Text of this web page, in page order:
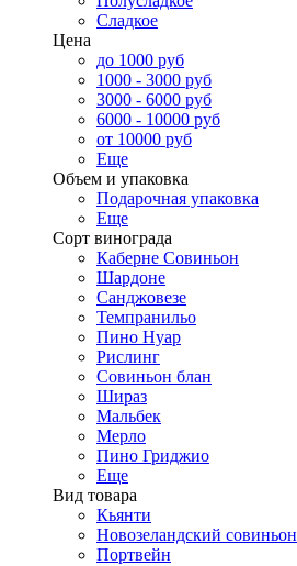
Сладкое
Цена
до 1000 руб
1000 - 3000 руб
3000 - 6000 руб
6000 - 10000 руб
от 10000 руб
Еще
Объем и упаковка
Подарочная упаковка
Еще
Сорт винограда
Каберне Совиньон
Шардоне
Санджовезе
Темпранильо
Пино Нуар
Рислинг
Совиньон блан
Шираз
Мальбек
Мерло
Пино Гриджио
Еще
Вид товара
Кьянти
Новозеландский совиньон
Портвейн